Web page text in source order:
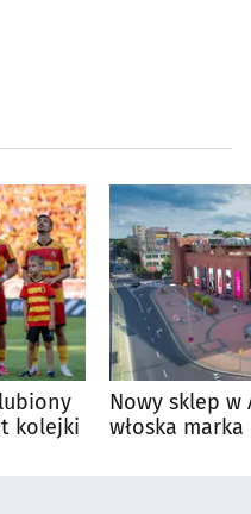
kolejki
Nowy sklep w
włoska